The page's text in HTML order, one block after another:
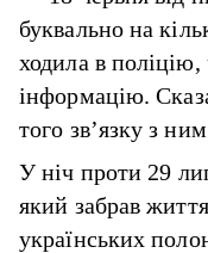
буквально на
ходила в
інформацію.
того зв’язку з
У ніч проти 29
який забрав
українських